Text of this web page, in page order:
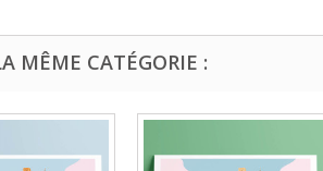
MÊME CATÉGORIE :